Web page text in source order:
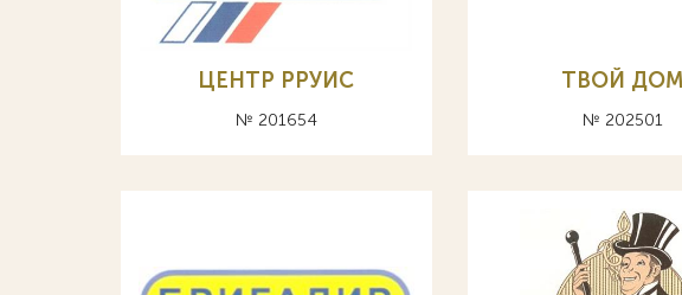
ЦЕНТР РРУИС
№ 201654
ТВОЙ ДОМ
№ 202501